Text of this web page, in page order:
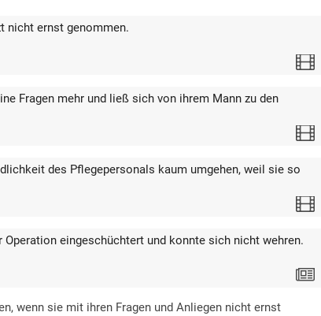
nicht ernst genommen.
Fragen mehr und ließ sich von ihrem Mann zu den
des Pflegepersonals kaum umgehen, weil sie so
eingeschüchtert und konnte sich nicht wehren.
wenn sie mit ihren Fragen und Anliegen nicht ernst